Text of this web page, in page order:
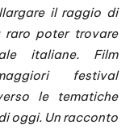
il raggio di
raro poter trovare
italiane. Film
festival
le tematiche
oggi. Un racconto